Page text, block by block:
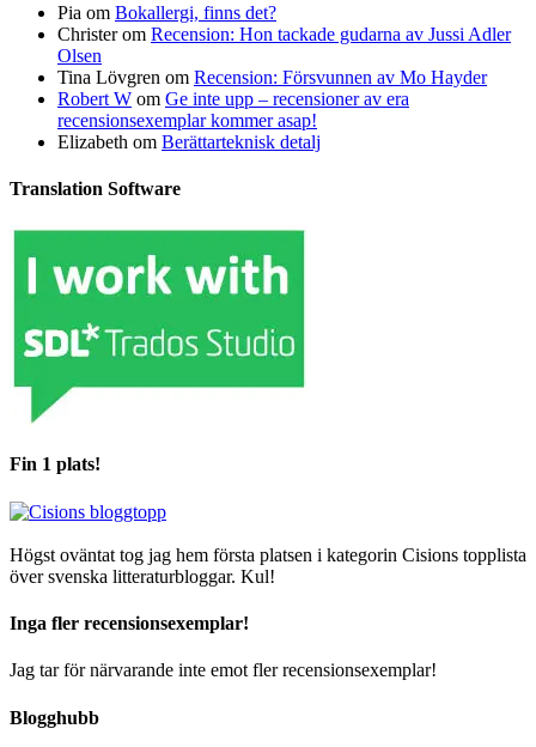
Pia om Bokallergi, finns det?
Christerom Recension: Hon tackade gudarna av Jussi Adler
Olsen
Tina Lövgren om Recension: Försvunnen av Mo Hayder
Robert W om Ge inte upp – recensioner av era
recensionsexemplar kommer asap!
Elizabeth om Berättarteknisk detalj
Translation Software
Fin 1 plats!
Högst oväntat tog jag hem första platsen i kategorin Cisions topplista
över svenska litteraturbloggar. Kul!
Inga fler recensionsexemplar!
Jag tar för närvarande inte emot fler recensionsexemplar!
Blogghubb